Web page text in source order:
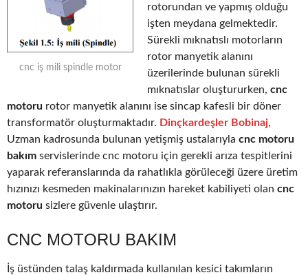
cnc iş mili spindle motor
rotorundan ve yapmış olduğu
işten meydana gelmektedir.
Sürekli mıknatıslı motorların
rotor manyetik alanını
üzerilerinde bulunan sürekli
mıknatıslar oluştururken, cnc
motoru rotor manyetik alanını ise sincap kafesli bir döner
transformatör oluşturmaktadır. Dinçkardeşler Bobinaj,
Uzman kadrosunda bulunan yetişmiş ustalarıyla cnc motoru
bakım servislerinde cnc motoru için gerekli arıza tespitlerini
yaparak referanslarında da rahatlıkla görüleceği üzere üretim
hızınızı kesmeden makinalarınızın hareket kabiliyeti olan cnc
motoru sizlere güvenle ulaştırır.
CNC MOTORU BAKIM
İş üstünden talaş kaldırmada kullanılan kesici takımların